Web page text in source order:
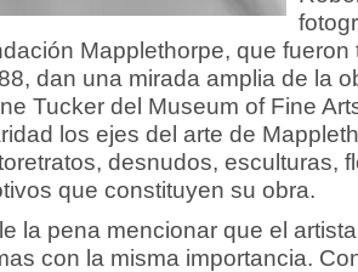
Mapplethorpe, que
dan una mirada amplia de la
Tucker del Museum of Fine
los ejes del arte de
desnudos, esculturas,
que constituyen su obra.
la pena mencionar que el
con la misma importancia.